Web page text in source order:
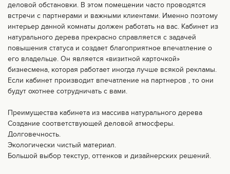
деловой обстановки. В этом помещении часто проводятся
встречи с партнерами и важными клиентами. Именно поэтому
интерьер данной комнаты должен работать на вас. Кабинет из
натурального дерева прекрасно справляется с задачей
повышения статуса и создает благоприятное впечатление о
его владельце. Он является «визитной карточкой»
бизнесмена, которая работает иногда лучше всякой рекламы.
Если кабинет производит впечатление на партнеров , то они
будут охотнее сотрудничать с вами.
Преимущества кабинета из массива натурального дерева
Создание соответствующей деловой атмосферы.
Долговечность.
Экологически чистый материал.
Большой выбор текстур, оттенков и дизайнерских решений.